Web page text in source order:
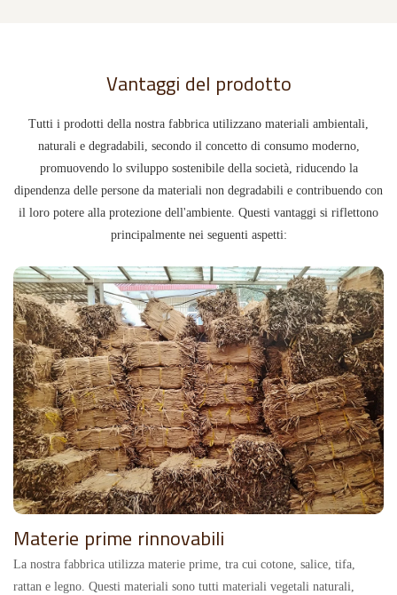
Vantaggi del prodotto
Tutti i prodotti della nostra fabbrica utilizzano materiali ambientali,
naturali e degradabili, secondo il concetto di consumo moderno,
promuovendo lo sviluppo sostenibile della società, riducendo la
dipendenza delle persone da materiali non degradabili e contribuendo con
il loro potere alla protezione dell'ambiente. Questi vantaggi si riflettono
principalmente nei seguenti aspetti:
Materie prime rinnovabili
La nostra fabbrica utilizza materie prime, tra cui cotone, salice, tifa,
rattan e legno. Questi materiali sono tutti materiali vegetali naturali,